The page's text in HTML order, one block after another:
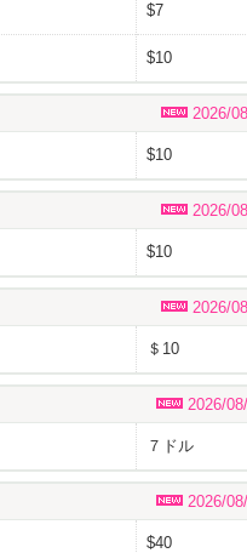
$7
$10
2026/
$10
2026/
$10
2026/
＄10
2026/
７ドル
2026/
$40